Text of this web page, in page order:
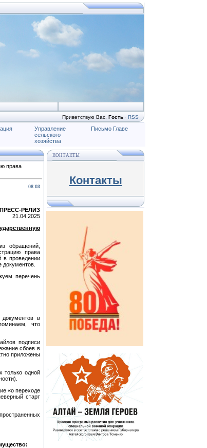
Приветствую Вас Гость · RSS
Управление
сельского
хозяйства
Письмо Главе
права
08:03
ПРЕСС-РЕЛИЗ
21.04.2025
обращений,
права
в проведении
документов.
перечень
документов в
что
подписи
сбоев в
приложены
только одной
«о переходе
старт
КОНТАКТЫ
Контакты